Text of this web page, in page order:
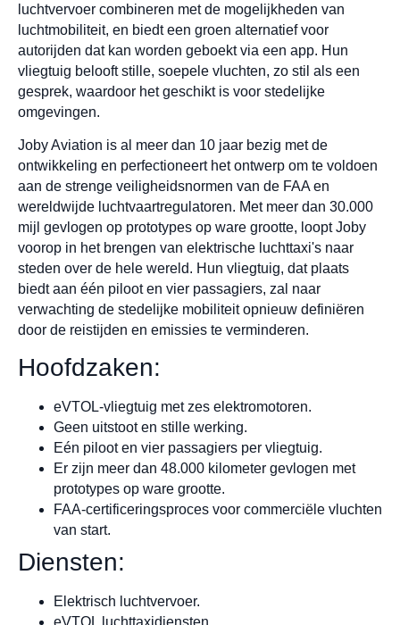
luchtvervoer combineren met de mogelijkheden van
luchtmobiliteit, en biedt een groen alternatief voor
autorijden dat kan worden geboekt via een app. Hun
vliegtuig belooft stille, soepele vluchten, zo stil als een
gesprek, waardoor het geschikt is voor stedelijke
omgevingen.
Joby Aviation is al meer dan 10 jaar bezig met de
ontwikkeling en perfectioneert het ontwerp om te voldoen
aan de strenge veiligheidsnormen van de FAA en
wereldwijde luchtvaartregulatoren. Met meer dan 30.000
mijl gevlogen op prototypes op ware grootte, loopt Joby
voorop in het brengen van elektrische luchttaxi's naar
steden over de hele wereld. Hun vliegtuig, dat plaats
biedt aan één piloot en vier passagiers, zal naar
verwachting de stedelijke mobiliteit opnieuw definiëren
door de reistijden en emissies te verminderen.
Hoofdzaken:
eVTOL-vliegtuig met zes elektromotoren.
Geen uitstoot en stille werking.
Eén piloot en vier passagiers per vliegtuig.
Er zijn meer dan 48.000 kilometer gevlogen met
prototypes op ware grootte.
FAA-certificeringsproces voor commerciële vluchten
van start.
Diensten:
Elektrisch luchtvervoer.